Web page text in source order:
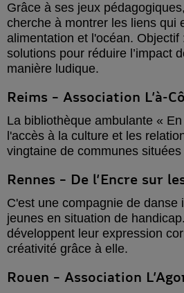
Grâce à ses jeux
cherche à montrer les liens qui
alimentation et l'océan. Objectif
solutions pour réduire l’impact
manière ludique.
Reims – Association L’à-
La bibliothèque ambulante «
l'accès à la culture et les
vingtaine de communes
Rennes – De l’Encre sur
C'est une compagnie de danse
jeunes en situation de
développent leur expression
créativité grâce à elle.
Rouen – Association